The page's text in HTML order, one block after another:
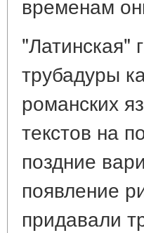
"Латинская"
трубадуры
романских
текстов на
поздние
появление
придавали